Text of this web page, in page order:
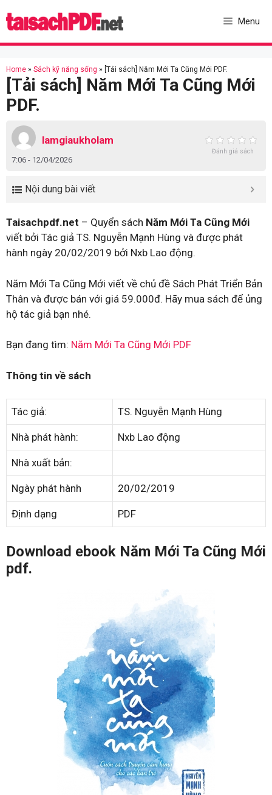
to
Menu
Home » Sách kỹ năng sống » [Tải sách] Năm Mới Ta Cũng Mới PDF.
[Tải sách] Năm Mới Ta Cũng Mới
PDF.
lamgiaukholam
7:06 - 12/04/2026
Đánh giá sách
Nội dung bài viết
Taisachpdf.net – Quyển sách Năm Mới Ta Cũng Mới
viết bởi Tác giả TS. Nguyễn Mạnh Hùng và được phát
hành ngày 20/02/2019 bởi Nxb Lao động.
Năm Mới Ta Cũng Mới viết về chủ đề Sách Phát Triển Bản
Thân và được bán với giá 59.000đ. Hãy mua sách để ủng
hộ tác giả bạn nhé.
Bạn đang tìm: Năm Mới Ta Cũng Mới PDF
Thông tin về sách
Tác giả: TS. Nguyễn Mạnh Hùng
Nhà phát hành: Nxb Lao động
Nhà xuất bản:
Ngày phát hành 20/02/2019
Định dạng PDF
Download ebook Năm Mới Ta Cũng Mới
pdf.